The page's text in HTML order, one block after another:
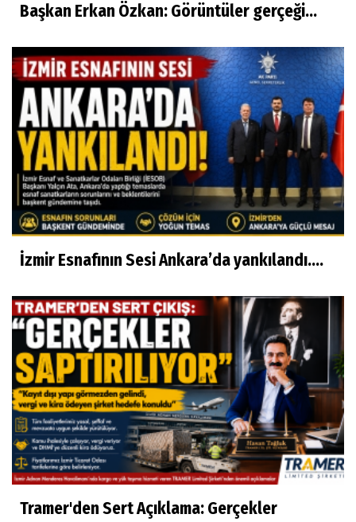
Başkan Erkan Özkan: Görüntüler gerçeği...
İzmir Esnafının Sesi Ankara’da yankılandı….
Tramer'den Sert Açıklama: Gerçekler